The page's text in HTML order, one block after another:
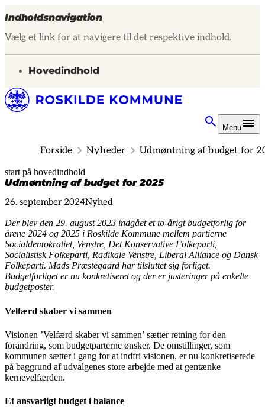
Indholdsnavigation
Vælg et link for at navigere til det respektive indhold.
gå til
Hovedindhold
Menu
Forside Nyheder Udmøntning af budget for
start på hovedindhold
Udmøntning af budget for 2025
26. september 2024Nyhed
senest opdateret 14. januar 2025
Der blev den 29. august 2023 indgået et to-årigt budgetforlig for
årene 2024 og 2025 i Roskilde Kommune mellem partierne
Socialdemokratiet, Venstre, Det Konservative Folkeparti,
Socialistisk Folkeparti, Radikale Venstre, Liberal Alliance og Dansk
Folkeparti. Mads Præstegaard har tilsluttet sig forliget.
Budgetforliget er nu konkretiseret og der er justeringer på enkelte
budgetposter.
Velfærd skaber vi sammen
Visionen ’Velfærd skaber vi sammen’ sætter retning for den
forandring, som budgetparterne ønsker. De omstillinger, som
kommunen sætter i gang for at indfri visionen, er nu konkretiserede
på baggrund af udvalgenes store arbejde med at gentænke
kernevelfærden.
Et ansvarligt budget i balance